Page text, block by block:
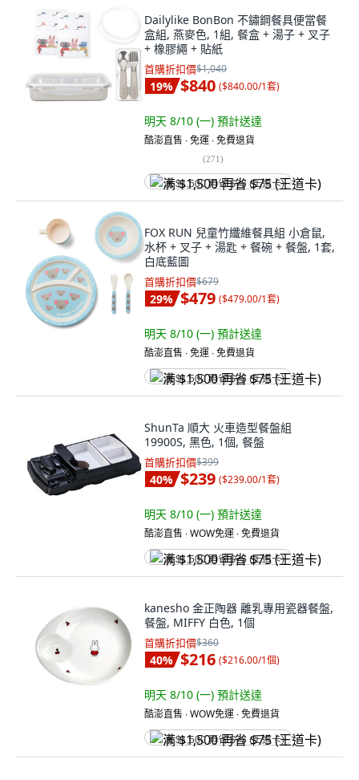
Dailylike BonBon 不鏽鋼餐具便當餐
盒組, 燕麥色, 1組, 餐盒 + 湯子 + 叉子
+ 橡膠繩 + 貼紙
首購折扣價$1,040
19% $840 ($840.00/1套)
明天 8/10 (一) 預計送達
酷澎直售 ∙ 免運 ∙ 免費退貨
(271)
满 $1,500 再省 $75 (王道卡)
FOX RUN 兒童竹纖維餐具組 小倉鼠,
水杯 + 叉子 + 湯匙 + 餐碗 + 餐盤, 1套,
白底藍圖
首購折扣價$679
29% $479 ($479.00/1套)
明天 8/10 (一) 預計送達
酷澎直售 ∙ 免運 ∙ 免費退貨
满 $1,500 再省 $75 (王道卡)
ShunTa 順大 火車造型餐盤組
19900S, 黑色, 1個, 餐盤
首購折扣價$399
40% $239 ($239.00/1套)
明天 8/10 (一) 預計送達
酷澎直售 ∙ WOW免運 ∙ 免費退貨
满 $1,500 再省 $75 (王道卡)
kanesho 金正陶器 離乳專用瓷器餐盤,
餐盤, MIFFY 白色, 1個
首購折扣價$360
40% $216 ($216.00/1個)
明天 8/10 (一) 預計送達
酷澎直售 ∙ WOW免運 ∙ 免費退貨
满 $1,500 再省 $75 (王道卡)